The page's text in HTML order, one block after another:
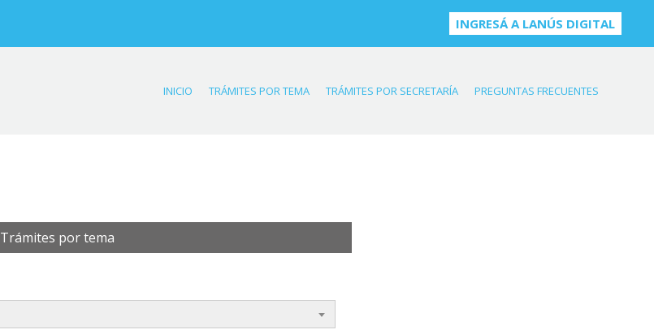
INGRESÁ A LANÚS DIGITAL
INICIO TRÁMITES POR TEMA TRÁMITES POR SECRETARÍA PREGUNTAS FRECUENTES
Trámites por tema